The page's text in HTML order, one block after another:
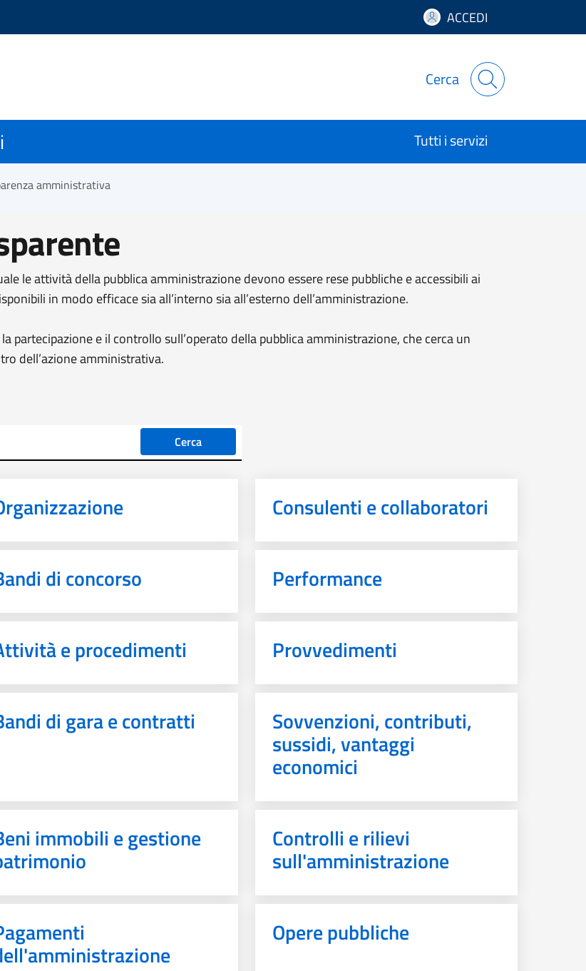
ACCEDI
Cerca
Tutti i servizi
amministrativa
le attività della pubblica amministrazione devono essere rese pubbliche e accessibili ai
in modo efficace sia all’interno sia all’esterno dell’amministrazione.
partecipazione e il controllo sull’operato della pubblica amministrazione, che cerca un
dell’azione amministrativa.
Cerca
Consulenti e collaboratori
di concorso Performance
e procedimenti Provvedimenti
di gara e contratti Sovvenzioni, contributi,
sussidi, vantaggi
economici
immobili e gestione Controlli e rilievi
sull'amministrazione
Opere pubbliche